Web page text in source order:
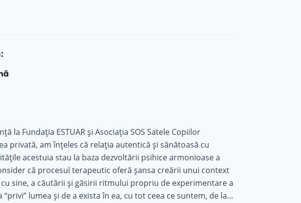
la Fundația ESTUAR și Asociația SOS Satele Copiilor
privată, am înțeles că relația autentică și sănătoasă cu
acestuia stau la baza dezvoltării psihice armonioase a
că procesul terapeutic oferă șansa creării unui context
sine, a căutării și găsirii ritmului propriu de experimentare a
lumea și de a exista în ea, cu tot ceea ce suntem, de la